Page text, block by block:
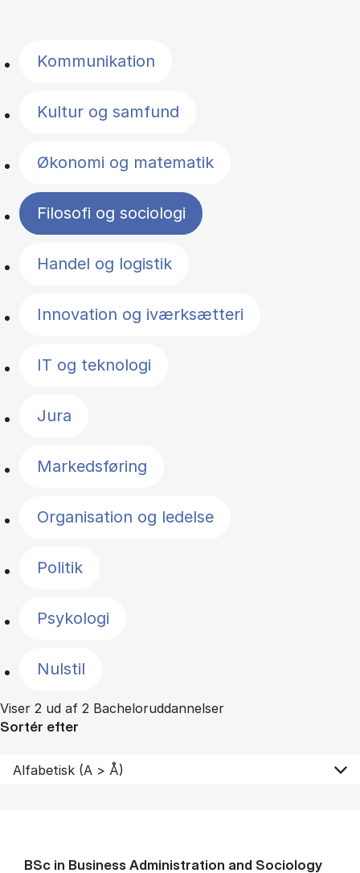
Kommunikation
Kultur og samfund
Økonomi og matematik
Filosofi og sociologi
Handel og logistik
Innovation og iværksætteri
IT og teknologi
Jura
Markedsføring
Organisation og ledelse
Politik
Psykologi
Nulstil
Viser 2 ud af 2 Bacheloruddannelser
Sortér efter
BSc in Busi­ness Ad­min­is­tra­tion and So­ci­ology